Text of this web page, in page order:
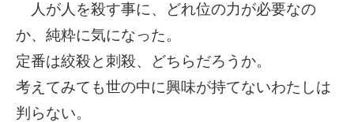
人が人を殺す事に、どれ位の力が必要なの
か、純粋に気になった。
定番は絞殺と刺殺、どちらだろうか。
考えてみても世の中に興味が持てないわたしは
判らない。